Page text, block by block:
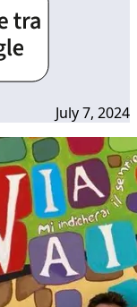
July 7, 2024